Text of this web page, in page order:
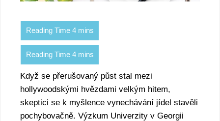
Když se přerušovaný půst stal mezi
hollywoodskými hvězdami velkým hitem,
skeptici se k myšlence vynechávání jídel stavěli
pochybovačně. Výzkum Univerzity v Georgii